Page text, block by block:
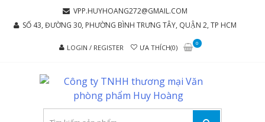
VPP.HUYHOANG272@GMAIL.COM
SỐ 43, ĐƯỜNG 30, PHƯỜNG BÌNH TRƯNG TÂY, QUẬN 2, TP HCM
LOGIN / REGISTER ƯA THÍCH(0)
0